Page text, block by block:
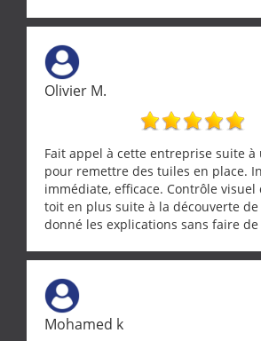
récupérateur d'eau, tout a été
œuvre sans besoin d'y revenir.
Olivier M.
Fait appel à cette entreprise suite à
pour remettre des tuiles en place.
immédiate, efficace. Contrôle
toit en plus suite à la découverte
donné les explications sans faire
Mohamed k